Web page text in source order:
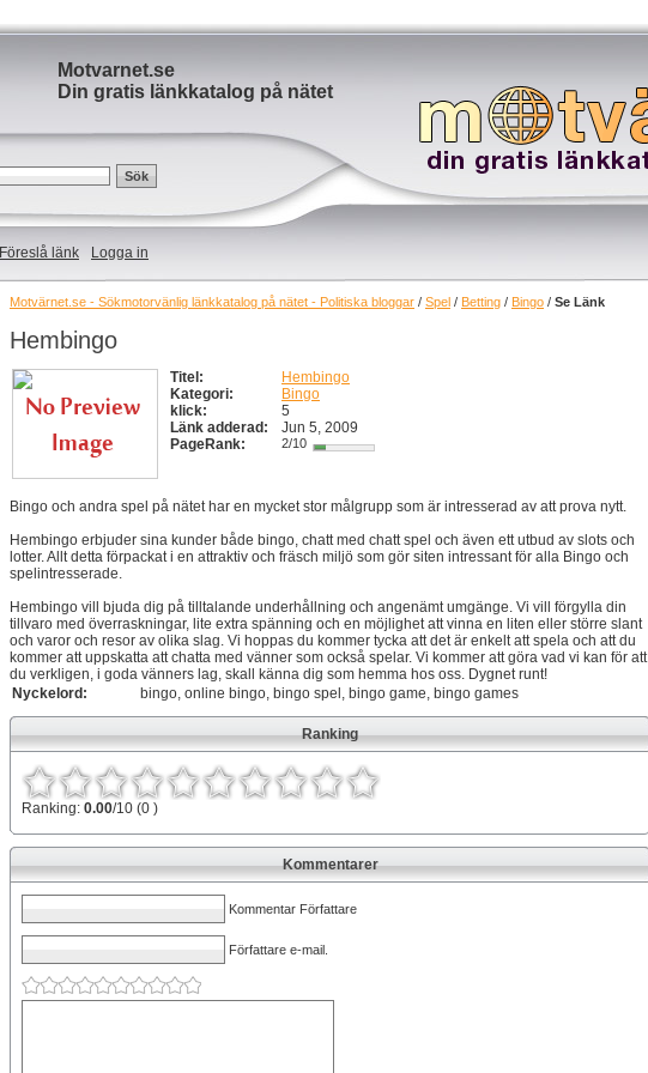
Motvarnet.se
Din gratis länkkatalog på nätet
Föreslå länk Logga in
Motvärnet.se - Sökmotorvänlig länkkatalog på nätet - Politiska bloggar / Spel / Betting / Bingo / Se Länk
Hembingo
Titel:
Hembingo
Kategori:
Bingo
klick:
5
Länk adderad:
Jun 5, 2009
PageRank:
2/10
Bingo och andra spel på nätet har en mycket stor målgrupp som är intresserad av att prova nytt.
Hembingo erbjuder sina kunder både bingo, chatt med chatt spel och även ett utbud av slots och
lotter. Allt detta förpackat i en attraktiv och fräsch miljö som gör siten intressant för alla Bingo och
spelintresserade.
Hembingo vill bjuda dig på tilltalande underhållning och angenämt umgänge. Vi vill förgylla din
tillvaro med överraskningar, lite extra spänning och en möjlighet att vinna en liten eller större slant
och varor och resor av olika slag. Vi hoppas du kommer tycka att det är enkelt att spela och att du
kommer att uppskatta att chatta med vänner som också spelar. Vi kommer att göra vad vi kan för att
du verkligen, i goda vänners lag, skall känna dig som hemma hos oss. Dygnet runt!
Nyckelord:
bingo, online bingo, bingo spel, bingo game, bingo games
Ranking
Ranking: 0.00/10 (0 )
Kommentarer
Kommentar Författare
Författare e-mail.